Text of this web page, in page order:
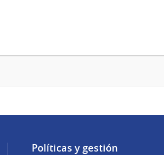
Políticas y gestión